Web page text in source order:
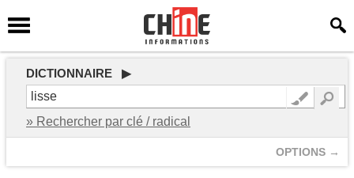
DICTIONNAIRE ▶
» Rechercher par clé / radical
OPTIONS →